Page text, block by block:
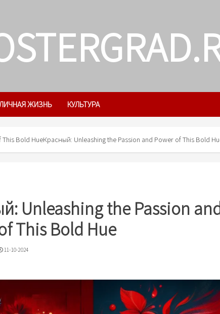
ЖИЗНЬ КУЛЬТУРА
Bold HueКрасный: Unleashing the Passion and Power of This Bold
Unleashing the Passion
This Bold Hue
11-10-2024